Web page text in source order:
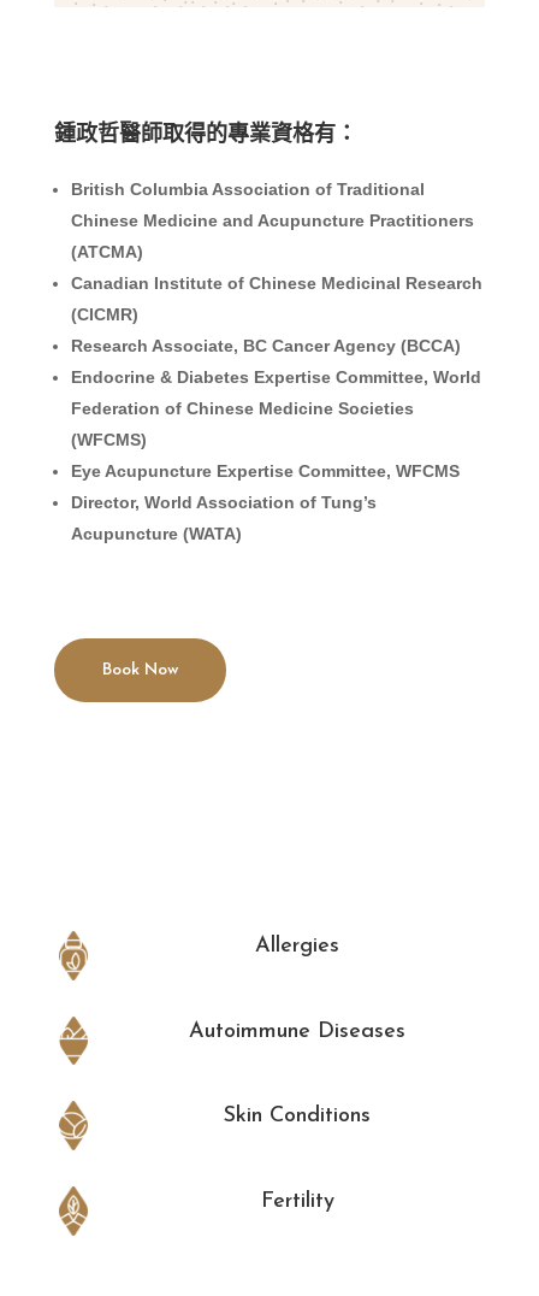
鍾政哲醫師取得的專業資格有：
British Columbia Association of Traditional
Chinese Medicine and Acupuncture Practitioners
(ATCMA)
Canadian Institute of Chinese Medicinal Research
(CICMR)
Research Associate, BC Cancer Agency (BCCA)
Endocrine & Diabetes Expertise Committee, World
Federation of Chinese Medicine Societies
(WFCMS)
Eye Acupuncture Expertise Committee, WFCMS
Director, World Association of Tung’s
Acupuncture (WATA)
Book Now
Allergies
Autoimmune Diseases
Skin Conditions
Fertility